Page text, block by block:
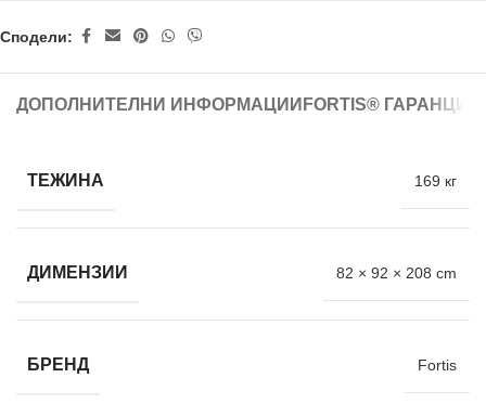
Сподели:
ДОПОЛНИТЕЛНИ ИНФОРМАЦИИ FORTIS®
ТЕЖИНА 169 кг
ДИМЕНЗИИ 82 × 92 × 208 cm
БРЕНД Fortis